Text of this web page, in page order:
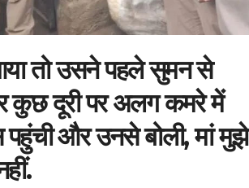
तो उसने पहले सुमन से
कुछ दूरी पर अलग कमरे में
पहुंची और उनसे बोली, मां मुझे